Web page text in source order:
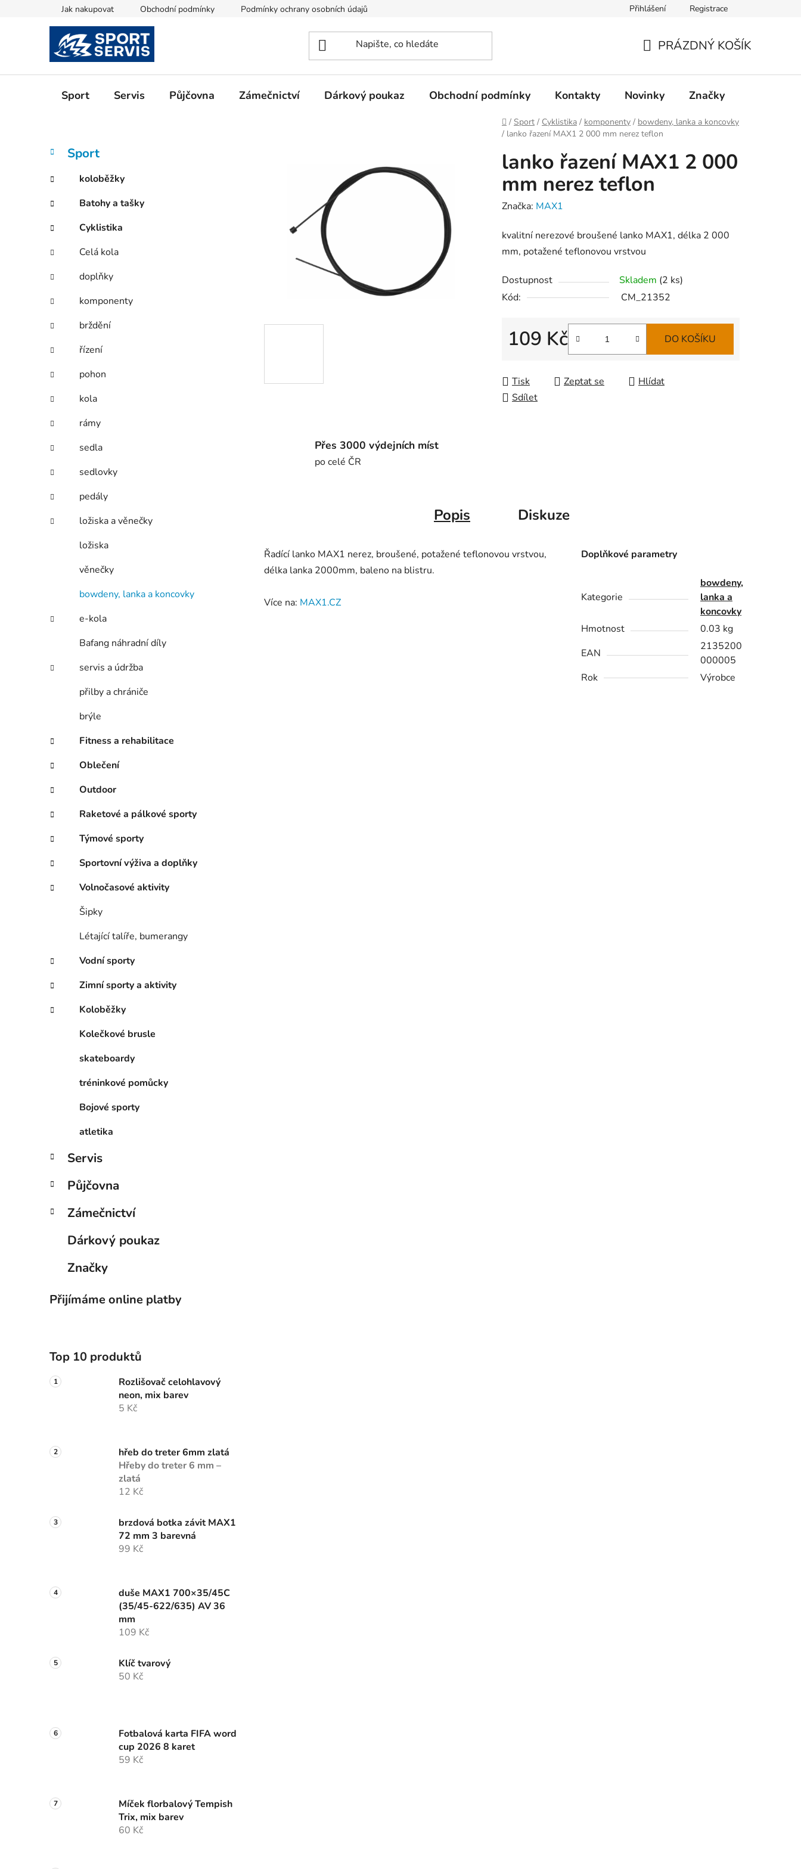
Jak nakupovat Obchodní podmínky Podmínky ochrany osobních údajů Přihlášení Registrace
KOŠÍK
PRÁZDNÝ KOŠÍK
Sport Servis Půjčovna Zámečnictví Dárkový poukaz Obchodní podmínky Kontakty Novinky Značky
Domů
/ Sport / Cyklistika / komponenty / bowdeny, lanka a koncovky
/ lanko řazení MAX1 2 000 mm nerez teflon
P
s
r
a
n
í
a
e
l
Přeskočit
kategorie
K
a
e
g
o
r
e
Sport
koloběžky
Batohy a tašky
Cyklistika
Celá kola
doplňky
komponenty
brždění
řízení
pohon
kola
rámy
sedla
sedlovky
pedály
ložiska a věnečky
ložiska
věnečky
bowdeny, lanka a koncovky
e-kola
Bafang náhradní díly
servis a údržba
přilby a chrániče
brýle
Fitness a rehabilitace
Oblečení
Outdoor
Raketové a pálkové sporty
Týmové sporty
Sportovní výživa a doplňky
Volnočasové aktivity
Šipky
Létající talíře, bumerangy
Vodní sporty
Zimní sporty a aktivity
Koloběžky
Kolečkové brusle
skateboardy
tréninkové pomůcky
Bojové sporty
atletika
Servis
Půjčovna
Zámečnictví
Dárkový poukaz
Značky
Přijímáme online platby
Top 10 produktů
Rozlišovač celohlavový
neon, mix barev
5 Kč
hřeb do treter 6mm zlatá
Hřeby do treter 6 mm –
zlatá
12 Kč
brzdová botka závit MAX1
72 mm 3 barevná
99 Kč
duše MAX1 700×35/45C
(35/45-622/635) AV 36
mm
109 Kč
Klíč tvarový
50 Kč
Fotbalová karta FIFA word
cup 2026 8 karet
59 Kč
Míček florbalový Tempish
Trix, mix barev
60 Kč
lanko řazení MAX1 2 000
mm nerez teflon
Značka: MAX1
kvalitní nerezové broušené lanko MAX1, délka 2 000
mm, potažené teflonovou vrstvou
Dostupnost Skladem (2 ks)
Kód:
CM_21352
109 Kč DO KOŠÍKU
Tisk Zeptat se
Hlídat
Sdílet
Přes 3000 výdejních míst
po celé ČR
Popis Diskuze
Řadící lanko MAX1 nerez, broušené, potažené teflonovou vrstvou,
délka lanka 2000mm, baleno na blistru.
Více na: MAX1.CZ
Doplňkové parametry
Kategorie
bowdeny,
lanka a
koncovky
Hmotnost
0.03 kg
EAN
2135200
000005
Rok
Výrobce